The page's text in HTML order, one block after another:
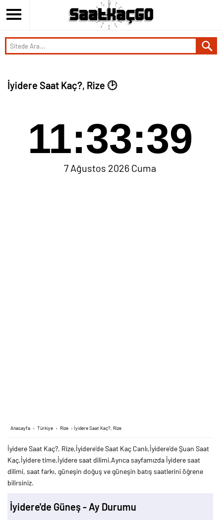
İyidere Saat Kaç?, Rize 🕑
11:33:40
7 Ağustos 2026 Cuma
Anasayfa › Türkiye › Rize › İyidere Saat Kaç?, Rize
İyidere Saat Kaç?, Rize,İyidere'de Saat Kaç Canlı,İyidere'de Şuan Saat
Kaç,İyidere time,İyidere saat dilimi.Ayrıca sayfamızda İyidere saat
dilimi, saat farkı, güneşin doğuş ve güneşin batış saatlerini öğrene
bilirsiniz.
İyidere'de Güneş - Ay Durumu